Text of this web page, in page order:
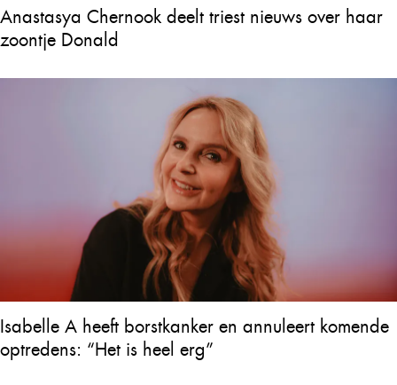
Anastasya Chernook deelt triest nieuws over haar
zoontje Donald
Isabelle A heeft borstkanker en annuleert komende
optredens: “Het is heel erg”